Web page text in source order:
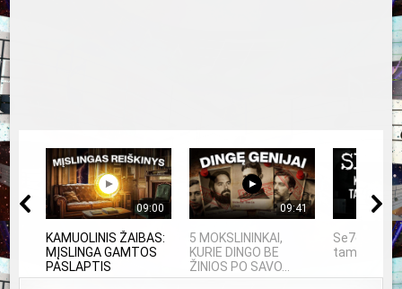
09:00
KAMUOLINIS ŽAIBAS:
MĮSLINGA GAMTOS
PASLAPTIS
09:41
5 MOKSLININKAI,
KURIE DINGO BE
ŽINIOS PO SAVO...
Se7en –
tampa